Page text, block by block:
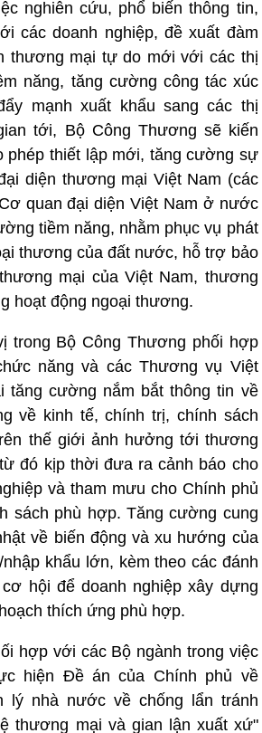
nghiên cứu, phổ biến thông tin,
các doanh nghiệp, đề xuất đàm
thương mại tự do mới với các thị
năng, tăng cường công tác xúc
mạnh xuất khẩu sang các thị
tới, Bộ Công Thương sẽ kiến
phép thiết lập mới, tăng cường sự
diện thương mại Việt Nam (các
quan đại diện Việt Nam ở nước
tiềm năng, nhằm phục vụ phát
thương của đất nước, hỗ trợ bảo
mại của Việt Nam, thương
hoạt động ngoại thương.
trong Bộ Công Thương phối hợp
năng và các Thương vụ Việt
tăng cường nắm bắt thông tin về
về kinh tế, chính trị, chính sách
thế giới ảnh hưởng tới thương
đó kịp thời đưa ra cảnh báo cho
và tham mưu cho Chính phủ
sách phù hợp. Tăng cường cung
về biến động và xu hướng của
khẩu lớn, kèm theo các đánh
hội để doanh nghiệp xây dựng
thích ứng phù hợp.
hợp với các Bộ ngành trong việc
hiện Đề án của Chính phủ về
lý nhà nước về chống lẩn tránh
thương mại và gian lận xuất xứ"